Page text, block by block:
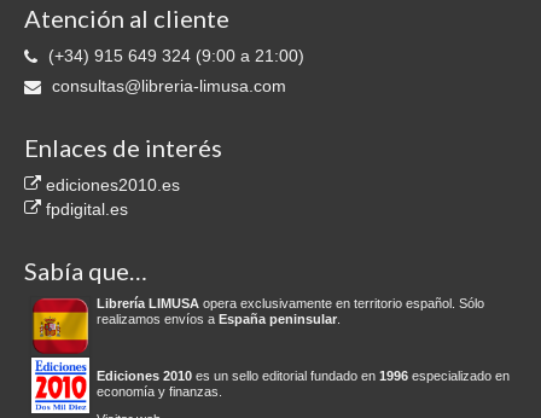
Atención al cliente
(+34) 915 649 324 (9:00 a 21:00)
consultas@libreria-limusa.com
Enlaces de interés
ediciones2010.es
fpdigital.es
Sabía que…
Librería LIMUSA opera exclusivamente en territorio español. Sólo
realizamos envíos a España peninsular
Ediciones 2010 es un sello editorial fundado en 1996 especializado en
economía y finanzas.